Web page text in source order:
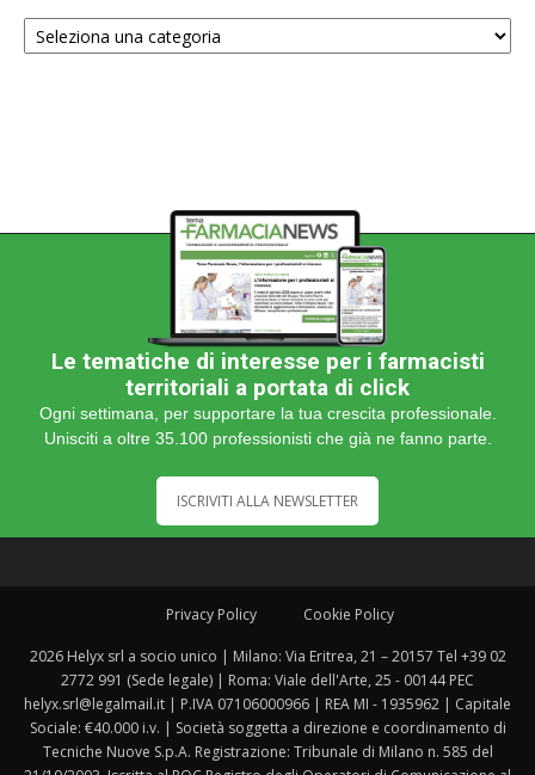
Scegli
una
Le tematiche di interesse per i farmacisti
territoriali a portata di click
Ogni settimana, per supportare la tua crescita professionale.
Unisciti a oltre 35.100 professionisti che già ne fanno parte.
ISCRIVITI ALLA NEWSLETTER
Privacy Policy Cookie Policy
2026 Helyx srl a socio unico | Milano: Via Eritrea, 21 – 20157 Tel +39 02
2772 991 (Sede legale) | Roma: Viale dell'Arte, 25 - 00144 PEC
helyx.srl@legalmail.it | P.IVA 07106000966 | REA MI - 1935962 | Capitale
Sociale: €40.000 i.v. | Società soggetta a direzione e coordinamento di
Tecniche Nuove S.p.A. Registrazione: Tribunale di Milano n. 585 del